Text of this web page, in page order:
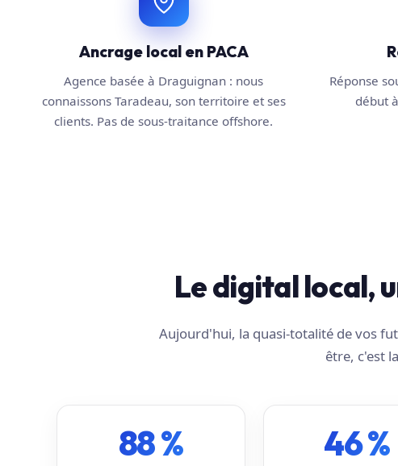
Ancrage local en PACA
Agence basée à Draguignan : nous
connaissons Taradeau, son territoire et ses
clients. Pas de sous-traitance offshore.
Réponse
début
Le digital local,
Aujourd'hui, la quasi-totalité de vos
être, c'est
88 % 46 %